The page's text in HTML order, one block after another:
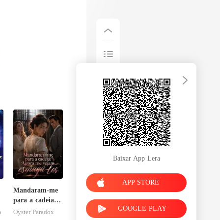
Mandaram-me
para a cadeia?
Agora me
Oyster Paradox
Baixar App Lera
APP STORE
GOOGLE PLAY